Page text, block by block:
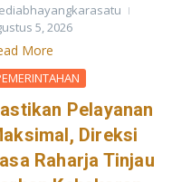
5, 2026
More
Pelayanan
Direksi
Raharja Tinjau